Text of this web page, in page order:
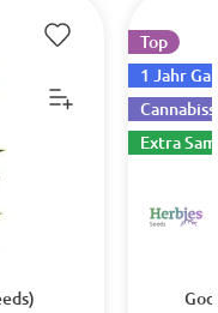
Top
1 Jahr
Extra